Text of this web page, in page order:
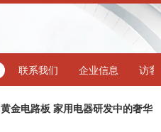
联系我们 企业信息 访客
黄金电路板 家用电器研发中的奢华